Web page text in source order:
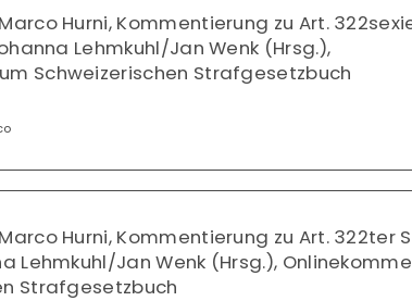
Hurni, Kommentierung zu Art.
Lehmkuhl/Jan Wenk (Hrsg.),
Schweizerischen Strafgesetzbuch
Hurni, Kommentierung zu Art. 322ter
Lehmkuhl/Jan Wenk (Hrsg.),
Strafgesetzbuch